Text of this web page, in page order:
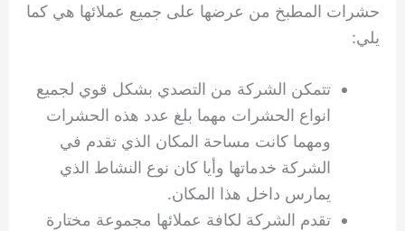
حشرات المطبخ من عرضها على جميع عملائها هي كما
يلي:
تتمكن الشركة من التصدي بشكل قوي لجميع
انواع الحشرات مهما بلغ عدد هذه الحشرات
ومهما كانت مساحة المكان الذي تقدم في
الشركة خدماتها وأيا كان نوع النشاط الذي
يمارس داخل هذا المكان.
تقدم الشركة لكافة عملائها مجموعة مختارة